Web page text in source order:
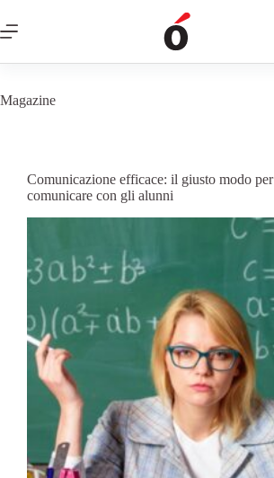
Magazine
Comunicazione efficace: il giusto modo per
comunicare con gli alunni